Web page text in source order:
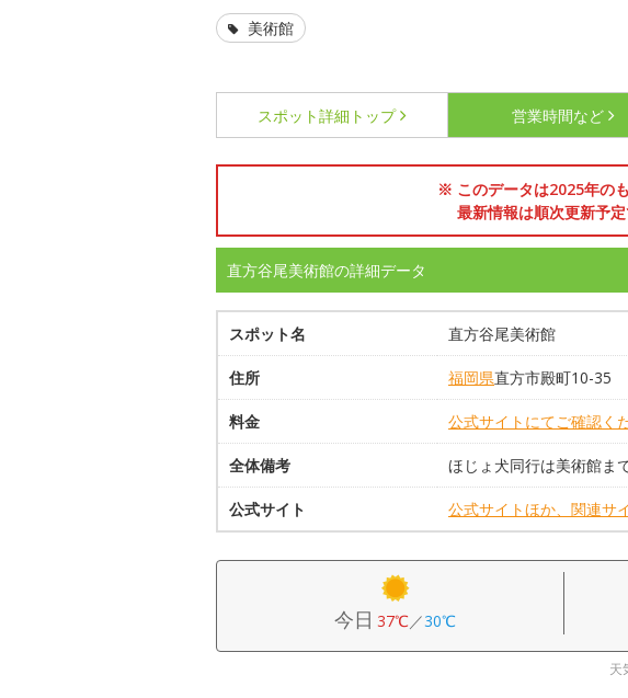
美術館
スポット詳細 トップ 営業時間など
※ このデータは2025年のも
最新情報は順次更新予定
直方谷尾美術館の詳細データ
スポット名 直方谷尾美術館
住所 福岡県直方市殿町10-35
料金 公式サイトにてご確認く
全体備考 ほじょ犬同行は美術館ま
公式サイト 公式サイトほか、関連サ
今日 37℃／30℃
天